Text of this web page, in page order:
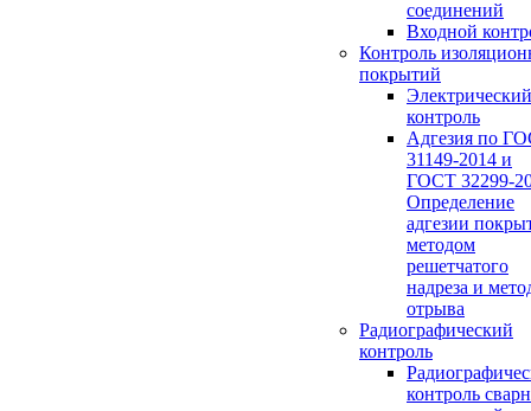
соединений
Входной
Контроль
покрытий
Электрический
контроль
Адгезия по
31149-2014 и
ГОСТ 32299-
Определение
адгезии
методом
решетчатого
надреза и
отрыва
Радиографический
контроль
контроль